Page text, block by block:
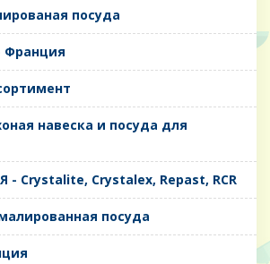
посуда
Франция
навеска и посуда для
- Crystalite, Crystalex, Repast, RCR
посуда